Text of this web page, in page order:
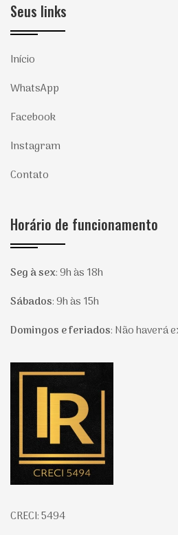
Seus links
Início
WhatsApp
Facebook
Instagram
Contato
Horário de funcionamento
Seg à sex:9h às 18h
Sábados:9h às 15h
Domingos e feriados: Não haverá
Página inicial
CRECI: 5494